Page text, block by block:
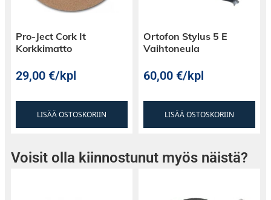
Pro-Ject Cork It
Korkkimatto
29,00€/kpl
LISÄÄ OSTOSKORIIN
Ortofon Stylus 5 E
Vaihtoneula
60,00€/kpl
LISÄÄ OSTOSKORIIN
Voisit olla kiinnostunut myös näistä?